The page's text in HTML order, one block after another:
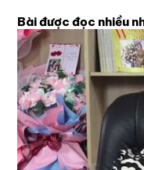
Bài được đọc nhiều